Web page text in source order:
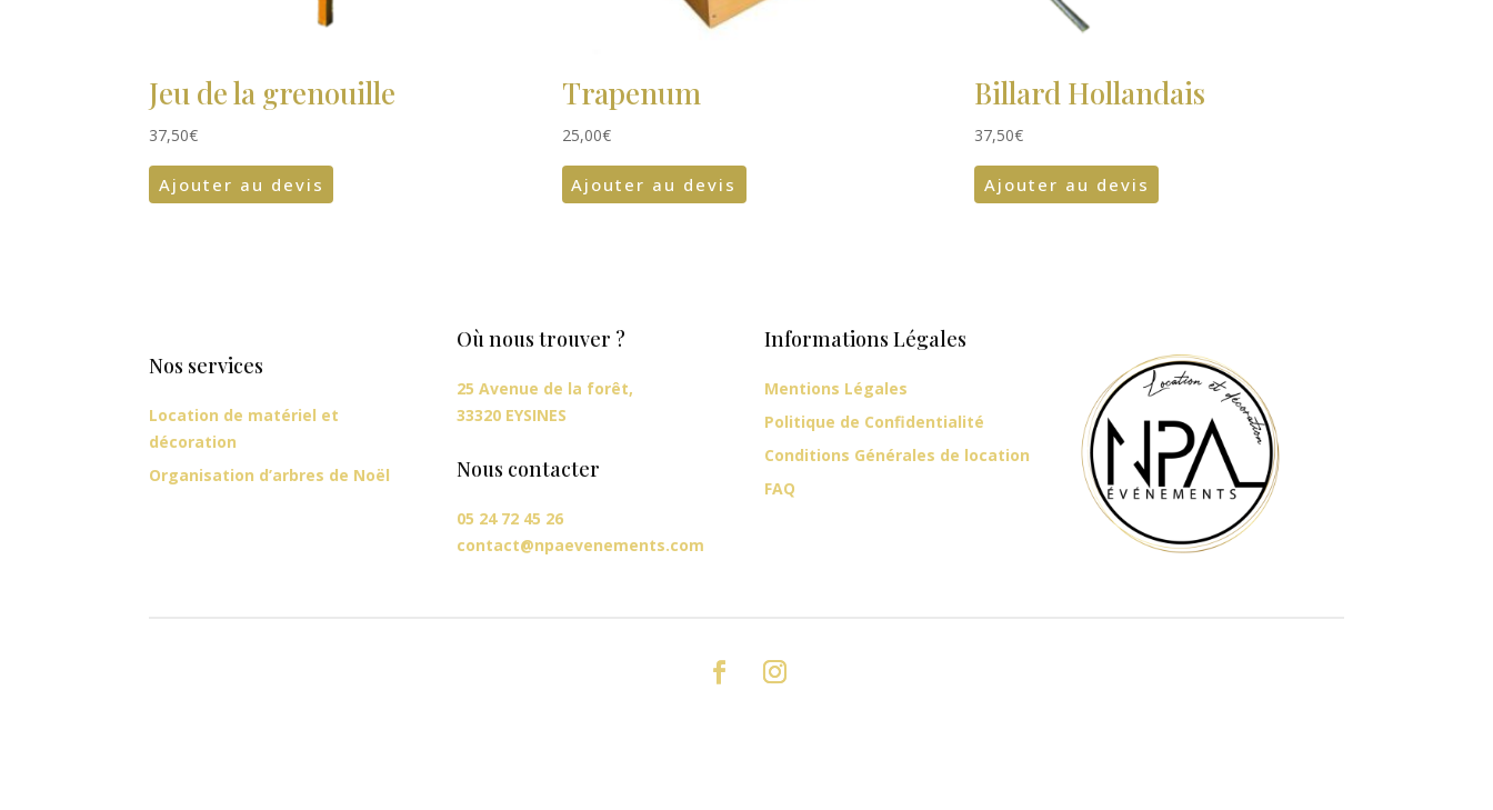
Jeu de la grenouille
37,50€
Ajouter au devis
Trapenum
25,00€
Ajouter au devis
Billard Hollandais
37,50€
Ajouter au devis
Nos services
Location de matériel et
décoration
Organisation d’arbres de Noël
Où nous trouver ?
25 Avenue de la forêt,
33320 EYSINES
Nous contacter
05 24 72 45 26
contact@npaevenements.com
Informations Légales
Mentions Légales
Politique de Confidentialité
Conditions Générales de location
FAQ